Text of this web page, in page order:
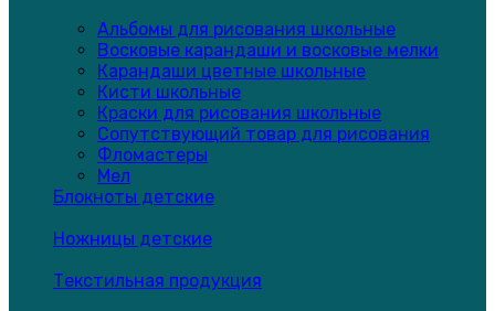
Альбомы для рисования школьные
Восковые карандаши и восковые мелки
Карандаши цветные школьные
Кисти школьные
Краски для рисования школьные
Сопутствующий товар для рисования
Фломастеры
Мел
Блокноты детские
Ножницы детские
Текстильная продукция